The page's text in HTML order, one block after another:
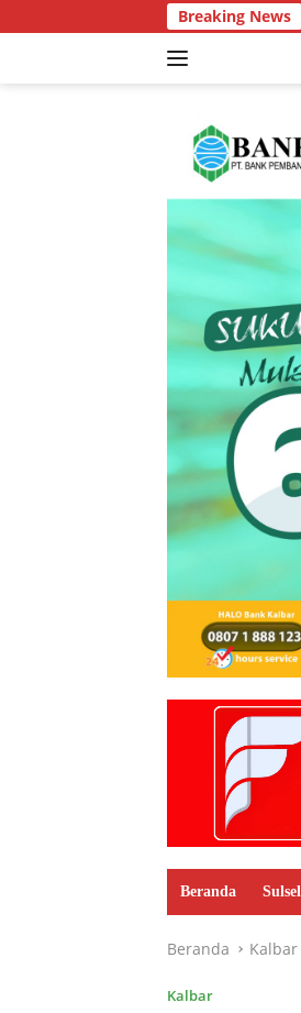
ke
Breaking News
Teror
Beranda Sulsel
Beranda Kalbar
Kalbar